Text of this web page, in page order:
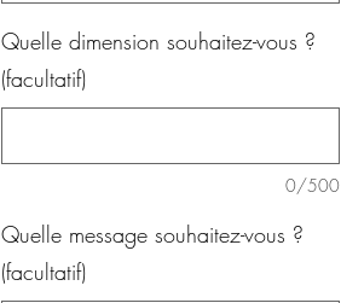
Quelle dimension souhaitez-vous ?
(facultatif)
0/500
Quelle message souhaitez-vous ?
(facultatif)